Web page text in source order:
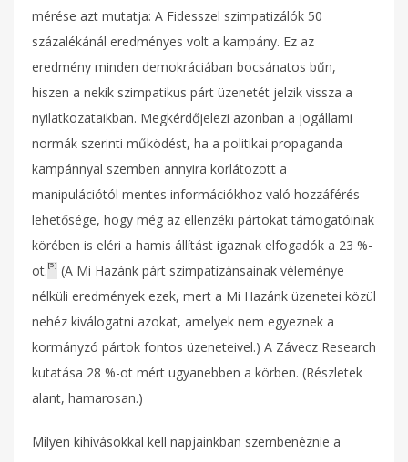
mérése azt mutatja: A Fidesszel szimpatizálók 50
százalékánál eredményes volt a kampány. Ez az
eredmény minden demokráciában bocsánatos bűn,
hiszen a nekik szimpatikus párt üzenetét jelzik vissza a
nyilatkozataikban. Megkérdőjelezi azonban a jogállami
normák szerinti működést, ha a politikai propaganda
kampánnyal szemben annyira korlátozott a
manipulációtól mentes információkhoz való hozzáférés
lehetősége, hogy még az ellenzéki pártokat támogatóinak
körében is eléri a hamis állítást igaznak elfogadók a 23 %-
ot. [5] (A Mi Hazánk párt szimpatizánsainak véleménye
nélküli eredmények ezek, mert a Mi Hazánk üzenetei közül
nehéz kiválogatni azokat, amelyek nem egyeznek a
kormányzó pártok fontos üzeneteivel.) A Závecz Research
kutatása 28 %-ot mért ugyanebben a körben. (Részletek
alant, hamarosan.)
Milyen kihívásokkal kell napjainkban szembenéznie a